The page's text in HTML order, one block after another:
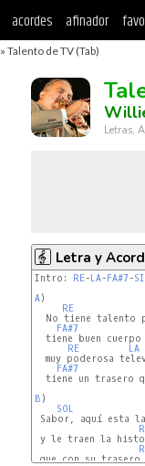
acordes afinador
» Talento de TV (Tab)
Letras,
Letra y
Intro: RE-LA-FA#7-
A)
RE
No tiene talento
FA#7
tiene buen cuerpo
RE
LA
muy poderosa
FA#7
tiene un trasero
B )
SOL
Sabor, aquí esta la
y le traen la
que con su trasero